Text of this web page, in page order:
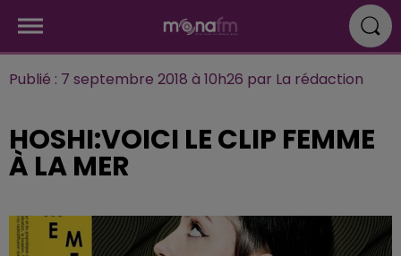
Publié : 7 septembre 2018 à 10h26 par La rédaction
HOSHI:VOICI LE CLIP FEMME
À LA MER